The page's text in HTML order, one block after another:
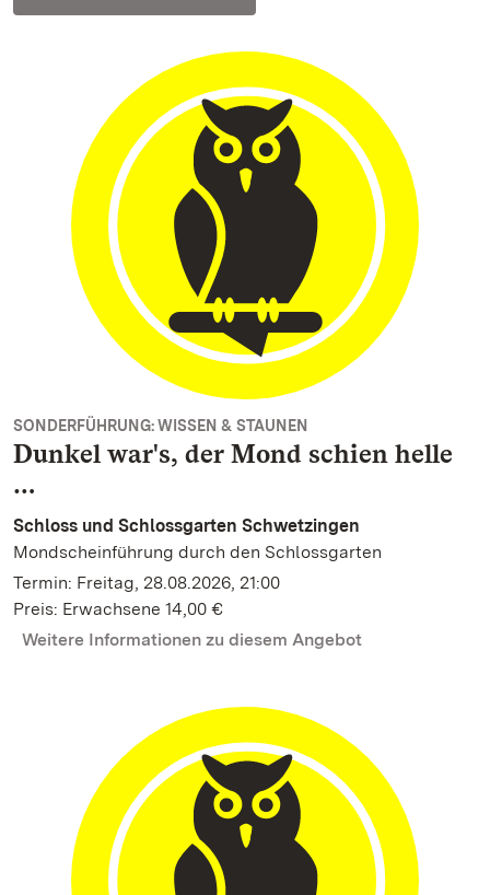
SONDERFÜHRUNG: WISSEN & STAUNEN
Dunkel war's, der Mond schien helle
…
Schloss und Schlossgarten Schwetzingen
Mondscheinführung durch den Schlossgarten
Termin: Freitag, 28.08.2026, 21:00
Preis: Erwachsene 14,00 €
Weitere Informationen zu diesem Angebot